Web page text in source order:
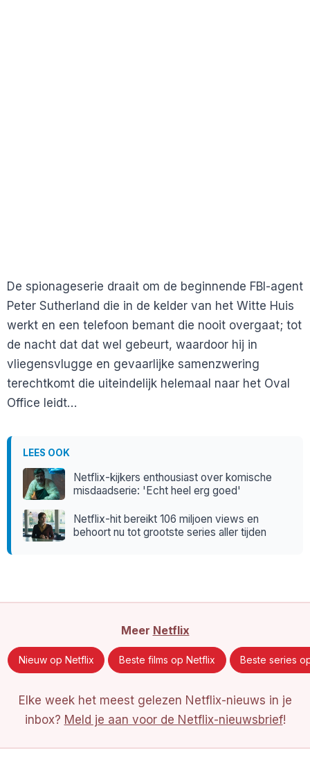
De spionageserie draait om de beginnende FBI-agent
Peter Sutherland die in de kelder van het Witte Huis
werkt en een telefoon bemant die nooit overgaat; tot
de nacht dat dat wel gebeurt, waardoor hij in
vliegensvlugge en gevaarlijke samenzwering
terechtkomt die uiteindelijk helemaal naar het Oval
Office leidt…
LEES OOK
Netflix-kijkers enthousiast over komische
misdaadserie: 'Echt heel erg goed'
Netflix-hit bereikt 106 miljoen views en
behoort nu tot grootste series aller tijden
Meer Netflix
Nieuw op Netflix Beste films op Netflix Beste series
Elke week het meest gelezen Netflix-nieuws in je
inbox? Meld je aan voor de Netflix-nieuwsbrief!